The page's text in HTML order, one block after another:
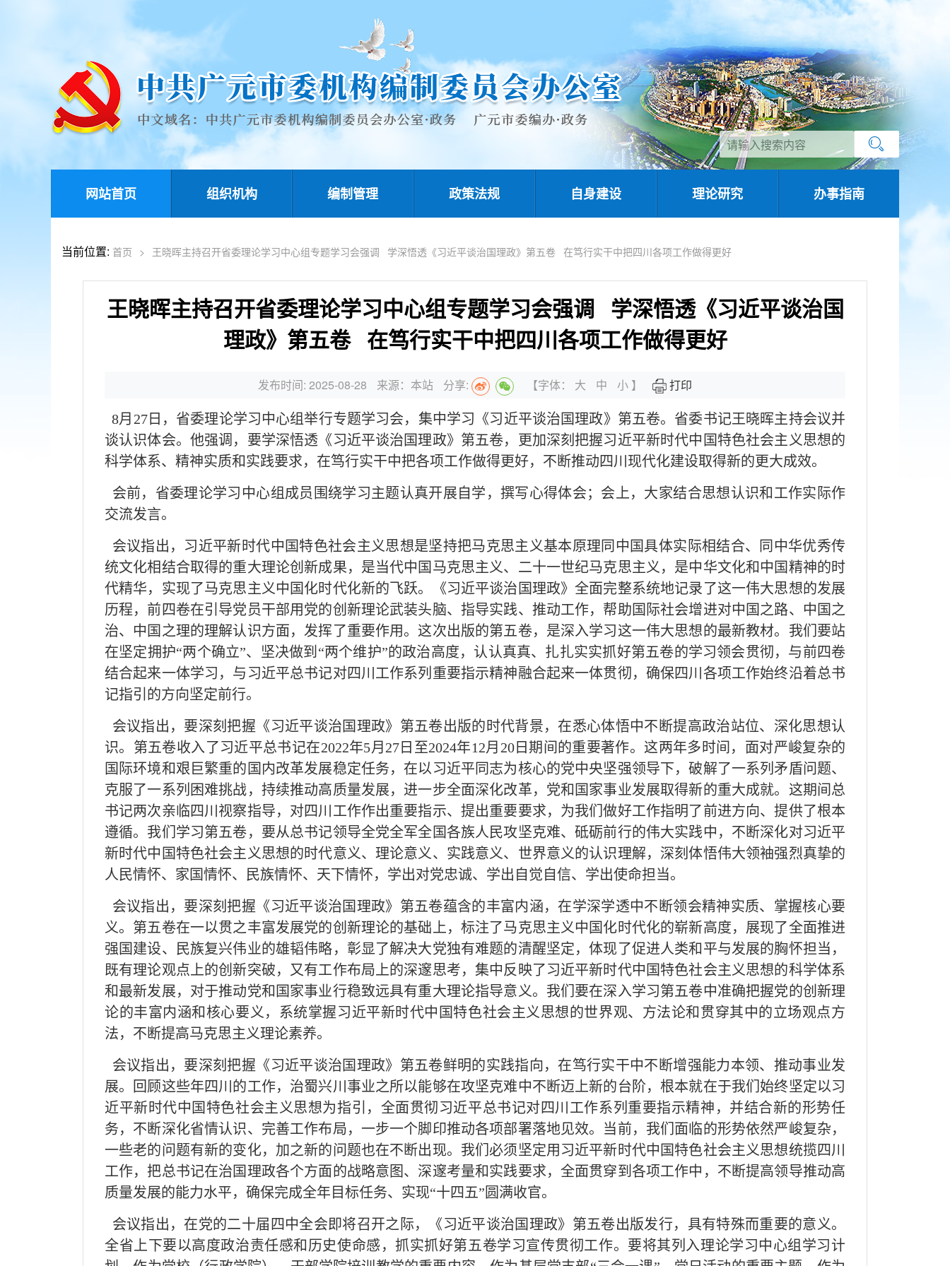
网站首页 组织机构 编制管理 政策法规 自身建设 理论研究 办事指南
当前位置: 首页 > 王晓晖主持召开省委理论学习中心组专题学习会强调 学深悟透《习近平谈治国理政》第五卷 在笃行实干中把四川各项工作做得更好
王晓晖主持召开省委理论学习中心组专题学习会强调 学深悟透《习近平谈治国
理政》第五卷 在笃行实干中把四川各项工作做得更好
发布时间: 2025-08-28 来源：本站 分享: 【字体： 大 中 小 】 打印
8月27日，省委理论学习中心组举行专题学习会，集中学习《习近平谈治国理政》第五卷。省委书记王晓晖主持会议并
谈认识体会。他强调，要学深悟透《习近平谈治国理政》第五卷，更加深刻把握习近平新时代中国特色社会主义思想的
科学体系、精神实质和实践要求，在笃行实干中把各项工作做得更好，不断推动四川现代化建设取得新的更大成效。
会前，省委理论学习中心组成员围绕学习主题认真开展自学，撰写心得体会；会上，大家结合思想认识和工作实际作
交流发言。
会议指出，习近平新时代中国特色社会主义思想是坚持把马克思主义基本原理同中国具体实际相结合、同中华优秀传
统文化相结合取得的重大理论创新成果，是当代中国马克思主义、二十一世纪马克思主义，是中华文化和中国精神的时
代精华，实现了马克思主义中国化时代化新的飞跃。《习近平谈治国理政》全面完整系统地记录了这一伟大思想的发展
历程，前四卷在引导党员干部用党的创新理论武装头脑、指导实践、推动工作，帮助国际社会增进对中国之路、中国之
治、中国之理的理解认识方面，发挥了重要作用。这次出版的第五卷，是深入学习这一伟大思想的最新教材。我们要站
在坚定拥护“两个确立”、坚决做到“两个维护”的政治高度，认认真真、扎扎实实抓好第五卷的学习领会贯彻，与前四卷
结合起来一体学习，与习近平总书记对四川工作系列重要指示精神融合起来一体贯彻，确保四川各项工作始终沿着总书
记指引的方向坚定前行。
会议指出，要深刻把握《习近平谈治国理政》第五卷出版的时代背景，在悉心体悟中不断提高政治站位、深化思想认
识。第五卷收入了习近平总书记在2022年5月27日至2024年12月20日期间的重要著作。这两年多时间，面对严峻复杂的
国际环境和艰巨繁重的国内改革发展稳定任务，在以习近平同志为核心的党中央坚强领导下，破解了一系列矛盾问题、
克服了一系列困难挑战，持续推动高质量发展，进一步全面深化改革，党和国家事业发展取得新的重大成就。这期间总
书记两次亲临四川视察指导，对四川工作作出重要指示、提出重要要求，为我们做好工作指明了前进方向、提供了根本
遵循。我们学习第五卷，要从总书记领导全党全军全国各族人民攻坚克难、砥砺前行的伟大实践中，不断深化对习近平
新时代中国特色社会主义思想的时代意义、理论意义、实践意义、世界意义的认识理解，深刻体悟伟大领袖强烈真挚的
人民情怀、家国情怀、民族情怀、天下情怀，学出对党忠诚、学出自觉自信、学出使命担当。
会议指出，要深刻把握《习近平谈治国理政》第五卷蕴含的丰富内涵，在学深学透中不断领会精神实质、掌握核心要
义。第五卷在一以贯之丰富发展党的创新理论的基础上，标注了马克思主义中国化时代化的崭新高度，展现了全面推进
强国建设、民族复兴伟业的雄韬伟略，彰显了解决大党独有难题的清醒坚定，体现了促进人类和平与发展的胸怀担当，
既有理论观点上的创新突破，又有工作布局上的深邃思考，集中反映了习近平新时代中国特色社会主义思想的科学体系
和最新发展，对于推动党和国家事业行稳致远具有重大理论指导意义。我们要在深入学习第五卷中准确把握党的创新理
论的丰富内涵和核心要义，系统掌握习近平新时代中国特色社会主义思想的世界观、方法论和贯穿其中的立场观点方
法，不断提高马克思主义理论素养。
会议指出，要深刻把握《习近平谈治国理政》第五卷鲜明的实践指向，在笃行实干中不断增强能力本领、推动事业发
展。回顾这些年四川的工作，治蜀兴川事业之所以能够在攻坚克难中不断迈上新的台阶，根本就在于我们始终坚定以习
近平新时代中国特色社会主义思想为指引，全面贯彻习近平总书记对四川工作系列重要指示精神，并结合新的形势任
务，不断深化省情认识、完善工作布局，一步一个脚印推动各项部署落地见效。当前，我们面临的形势依然严峻复杂，
一些老的问题有新的变化，加之新的问题也在不断出现。我们必须坚定用习近平新时代中国特色社会主义思想统揽四川
工作，把总书记在治国理政各个方面的战略意图、深邃考量和实践要求，全面贯穿到各项工作中，不断提高领导推动高
质量发展的能力水平，确保完成全年目标任务、实现“十四五”圆满收官。
会议指出，在党的二十届四中全会即将召开之际，《习近平谈治国理政》第五卷出版发行，具有特殊而重要的意义。
全省上下要以高度政治责任感和历史使命感，抓实抓好第五卷学习宣传贯彻工作。要将其列入理论学习中心组学习计